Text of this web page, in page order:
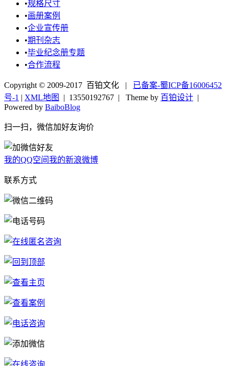
•规格尺寸
•画册案例
•企业宣传册
•期刊杂志
•毕业纪念册专题
•合作流程
Copyright © 2009-2017 百铂文化 | 已备案-蜀ICP备16006452
号-1 | XML地图 | 13550192767 | Theme by 百铂设计 |
Powered by BaiboBlog
扫一扫，微信加好友询价
我的QQ空间我的新浪微博
联系方式